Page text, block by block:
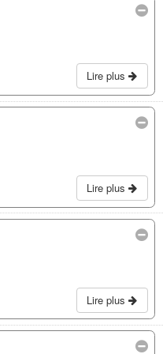
Lire plus
Lire plus
Lire plus